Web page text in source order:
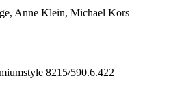
Anne Klein, Michael Kors
8215/590.6.422